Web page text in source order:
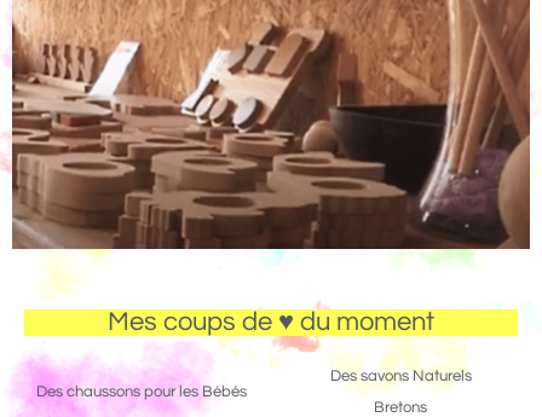
Mes coups de ♥ du moment
Des chaussons pour les Bébés
Des savons Naturels
Bretons